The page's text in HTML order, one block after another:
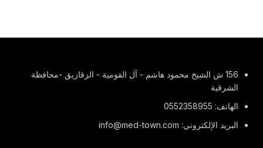
156 ش الشيخ محمود هاشم - آل القومية - الزقازيق -محافظة
الشرقية
الهاتف: 0552358955
البريد الإلكتروني: info@med-town.com